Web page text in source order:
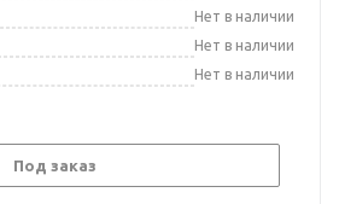
Нет в наличии
Нет в наличии
Нет в наличии
Под заказ